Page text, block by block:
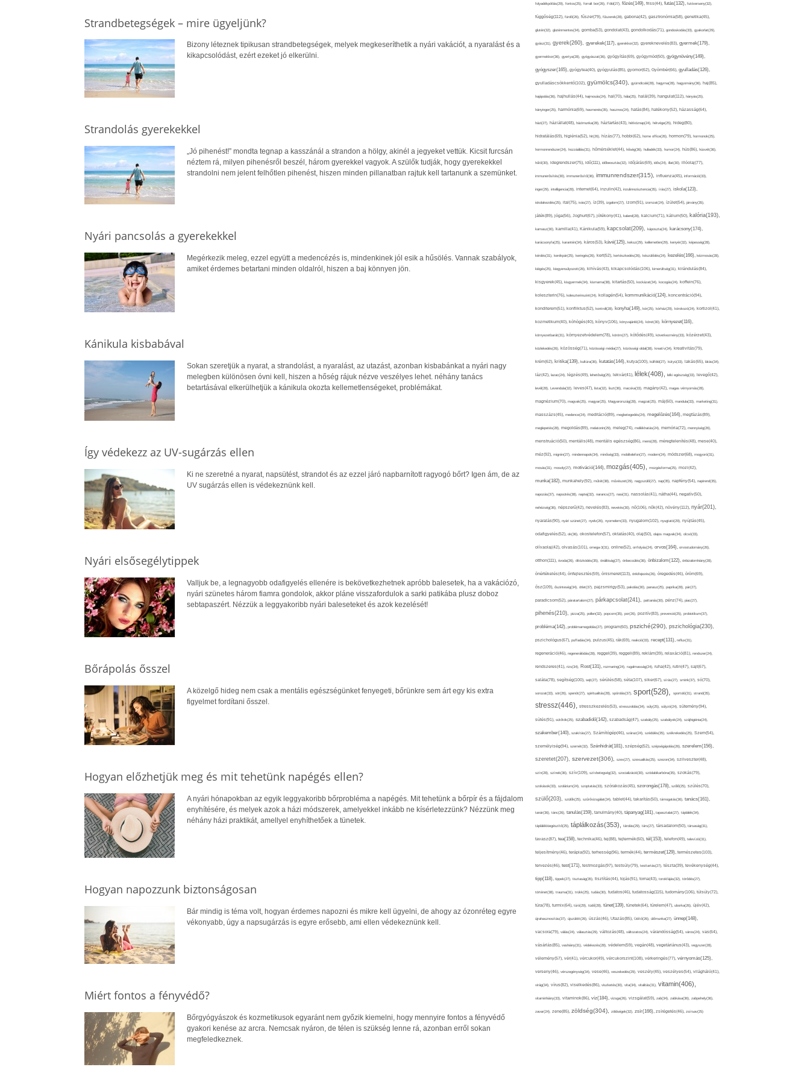
Strandbetegségek – mire ügyeljünk?
Bizony léteznek tipikusan strandbetegségek, melyek megkeseríthetik a nyári vakációt, a nyaralást és a
kikapcsolódást, ezért ezeket jó elkerülni.
Strandolás gyerekekkel
„Jó pihenést!” mondta tegnap a kasszánál a strandon a hölgy, akinél a jegyeket vettük. Kicsit furcsán
néztem rá, milyen pihenésről beszél, három gyerekkel vagyok. A szülők tudják, hogy gyerekekkel
strandolni nem jelent felhőtlen pihenést, hiszen minden pillanatban rajtuk kell tartanunk a szemünket.
Nyári pancsolás a gyerekekkel
Megérkezik meleg, ezzel együtt a medencézés is, mindenkinek jól esik a hűsölés. Vannak szabályok,
amiket érdemes betartani minden oldalról, hiszen a baj könnyen jön.
Kánikula kisbabával
Sokan szeretjük a nyarat, a strandolást, a nyaralást, az utazást, azonban kisbabánkat a nyári nagy
melegben különösen óvni kell, hiszen a hőség rájuk nézve veszélyes lehet. néhány tanács
betartásával elkerülhetjük a kánikula okozta kellemetlenségeket, problémákat.
Így védekezz az UV-sugárzás ellen
Ki ne szeretné a nyarat, napsütést, strandot és az ezzel járó napbarnított ragyogó bőrt? Igen ám, de az
UV sugárzás ellen is védekeznünk kell.
Nyári elsősegélytippek
Valljuk be, a legnagyobb odafigyelés ellenére is bekövetkezhetnek apróbb balesetek, ha a vakációzó,
nyári szünetes három fiamra gondolok, akkor pláne visszafordulok a sarki patikába plusz doboz
sebtapaszért. Nézzük a leggyakoribb nyári baleseteket és azok kezelését!
Bőrápolás ősszel
A közelgő hideg nem csak a mentális egészségünket fenyegeti, bőrünkre sem árt egy kis extra
figyelmet fordítani ősszel.
Hogyan előzhetjük meg és mit tehetünk napégés ellen?
A nyári hónapokban az egyik leggyakoribb bőrprobléma a napégés. Mit tehetünk a bőrpír és a fájdalom
enyhítésére, és melyek azok a házi módszerek, amelyekkel inkább ne kísérletezzünk? Nézzünk meg
néhány házi praktikát, amellyel enyhíthetőek a tünetek.
Hogyan napozzunk biztonságosan
Bár mindig is téma volt, hogyan érdemes napozni és mikre kell ügyelni, de ahogy az ózonréteg egyre
vékonyabb, úgy a napsugárzás is egyre erősebb, ami ellen védekeznünk kell.
Miért fontos a fényvédő?
Bőrgyógyászok és kozmetikusok egyaránt nem győzik kiemelni, hogy mennyire fontos a fényvédő
gyakori kenése az arcra. Nemcsak nyáron, de télen is szükség lenne rá, azonban erről sokan
megfeledkeznek.
folyadékpótlás(29), fontos(25), forralt bor(26), Föld(27), főzés(149), friss(44), futás(132), futóverseny(32),
függőség(112), fürdő(26), fűszer(79), fűszerek(28), gabona(42), gasztronómia(58), genetika(45),
glutén(32), gluténmentes(34), gomba(53), gondolat(43), gondolkodás(71), gondoskodás(33), gyakorlat(29),
gyász(31), gyerek(260), gyerekek(117), gyerekkor(32), gyereknevelés(83), gyermek(179),
gyermekkor(36), gyertya(28), gyógyászat(36), gyógyítás(69), gyógymód(50), gyógynövény(149),
gyógyszer(165), gyógytea(40), gyógyulás(85), gyomor(62), Gyömbér(66), gyulladás(126),
gyulladáscsökkentő(102), gyümölcs(340), gyümölcslé(28), hagyma(28), hagyomány(36), haj(85),
hajápolás(36), hajhullás(44), hajmosás(24), hal(70), hála(25), halál(39), hangulat(112), hányás(25),
hányinger(25), harmónia(69), hasmenés(35), hasznos(24), hatás(84), hatékony(52), házasság(64),
házi(27), háziállat(48), házimunka(28), háztartás(43), hétköznap(24), hétvége(25), hideg(80),
hidratálás(69), higiénia(52), hit(26), hízás(77), hobbi(62), home office(26), hormon(79), hormonok(25),
hormonrendszer(24), hozzáállás(31), hőmérséklet(44), hőség(36), hulladék(33), humor(24), hús(86), húsvét(36),
hűtő(30), idegrendszer(75), idő(111), időbeosztás(32), időjárás(69), idős(24), illat(30), illóolaj(77),
immunerősítés(30), immunerősítő(36), immunrendszer(315), influenza(45), információ(33),
inger(29), intelligencia(28), internet(64), inzulin(42), inzulinrezisztencia(35), írás(27), iskola(123),
iskolakezdés(25), ital(75), ivás(27), íz(39), izgalom(27), izom(91), izomzat(24), ízület(54), járvány(35),
játék(89), jóga(56), Joghurt(67), jótékony(41), kaland(28), kalcium(71), kálium(50), kalória(193),
kamasz(30), kamilla(41), Kánikula(59), kapcsolat(209), káposzta(24), karácsony(174),
karácsonyfa(25), karantén(34), káros(53), kávé(125), keksz(29), kellemetlen(29), kenyér(32), képesség(28),
kérdés(31), kerékpár(25), keringés(26), kert(52), kertészkedés(26), készülődés(24), kezelés(166), kézmosás(28),
kiégés(25), kiegyensúlyozott(26), kihívás(43), kikapcsolódás(106), kimerültség(31), kirándulás(84),
kisgyerek(45), kisgyermek(34), kismama(38), kitartás(50), kockázat(34), kocogás(24), koffein(76),
koleszterin(76), koleszterinszint(24), kollagén(54), kommunikáció(124), koncentráció(94),
konditerem(51), konfliktus(52), kontroll(28), konyha(149), kór(25), kórház(29), kórokozó(24), kortizol(41),
kozmetikum(40), köhögés(40), könyv(106), könyvajánló(24), köret(30), környezet(116),
környezetbarát(31), környezetvédelem(78), köröm(27), kötődés(49), következmény(33), közérzet(43),
közlekedés(26), közösség(71), közösségi média(27), közösségi oldal(38), kreatív(34), kreativitás(79),
krém(62), kritika(139), kultúra(36), kutatás(144), kutya(100), külföld(27), kütyü(33), lakás(65), látás(34),
láz(42), lazac(24), légzés(49), lehetőség(25), lekvár(41), lélek(408), lelki egészség(33), levegő(42),
levél(28), Levendula(32), leves(47), lista(32), liszt(36), macska(33), magány(42), magas vérnyomás(28),
magnézium(70), magvak(25), magyar(25), Magyarország(28), magzat(25), máj(60), mandula(33), marketing(31),
masszázs(45), medence(24), meditáció(89), megbetegedés(24), megelőzés(164), megfázás(89),
meglepetés(28), megoldás(89), melatonin(29), meleg(74), mellékhatás(24), memória(72), mennyiség(26),
menstruáció(50), mentális(48), mentális egészség(86), menü(28), méregtelenítés(48), mese(40),
méz(92), migrén(27), mindennapok(34), minőség(33), mobiltelefon(27), modern(24), módszer(68), mogyoró(31),
mosás(31), mosoly(27), motiváció(144), mozgás(405), mozgásforma(25), mozi(42),
munka(182), munkahely(92), műtét(38), művészet(29), nagyszülő(27), nap(35), napfény(54), napirend(35),
napozás(37), napsütés(38), naptej(32), narancs(27), nasi(31), nassolás(41), nátha(44), negatív(50),
nehézség(36), népszerű(42), nevelés(83), nevetés(30), nő(106), nők(42), növény(112), nyár(201),
nyaralás(90), nyári szünet(27), nyelv(26), nyomelem(33), nyugalom(102), nyugtató(29), nyújtás(45),
odafigyelés(52), ok(36), okostelefon(57), oktatás(40), olaj(50), olajos magvak(34), olcsó(33),
olívaolaj(42), olvasás(101), omega-3(31), online(52), orrfolyás(24), orvos(164), orvostudomány(26),
otthon(111), óvoda(26), öltözködés(35), önállóság(27), önbecsülés(36), önbizalom(122), önbizalomhiány(28),
önértékelés(44), önfejlesztés(59), önismeret(113), önkifejezés(26), öregedés(46), öröm(69),
ősz(109), őszinteség(34), ötlet(37), pajzsmirigy(53), pakolás(30), panasz(25), paprika(28), pár(27),
paradicsom(52), páratartalom(27), párkapcsolat(241), pattanás(30), pénz(74), piac(27),
pihenés(210), pizza(25), pollen(32), popcorn(35), por(26), pozitív(83), prevenció(25), probiotikum(37),
probléma(142), problémamegoldás(27), program(60), psziché(290), pszichológia(230),
pszichológus(67), puffadás(34), pulzus(45), rák(69), reakció(33), recept(131), reflux(31),
regeneráció(46), regenerálódás(28), reggel(39), reggeli(89), reklám(39), relaxáció(81), rendszer(24),
rendszeres(41), rizs(34), Rost(131), rozmaring(24), rugalmasság(24), ruha(42), rutin(47), sajt(67),
saláta(78), segítség(100), sejt(27), sérülés(58), séta(107), siker(67), sírás(27), smink(37), só(70),
sorozat(33), sör(26), spenót(27), spiritualitás(28), spórolás(37), sport(528), sportoló(31), strand(35),
stressz(446), stresszkezelés(53), stresszoldás(34), súly(25), súlyzó(24), sütemény(94),
sütés(91), sütőtök(25), szabadidő(142), szabadság(47), szabály(25), szabályok(24), szájhigiénia(24),
szakember(140), szakítás(27), Számítógép(46), száraz(24), szédülés(35), székrekedés(25), Szem(54),
személyiség(94), szemét(32), Szénhidrát(181), szépség(52), szépségápolás(26), szerelem(156),
szeretet(207), szervezet(306), szex(27), szexualitás(25), szezon(34), szilveszter(48),
szín(28), színek(36), szív(109), szívbetegség(32), szocializáció(30), szódabikarbóna(35), szokás(79),
szokások(33), szolárium(24), szoptatás(33), szórakozás(45), szorongás(178), szőlő(25), szülés(70),
szülő(203), szülők(25), szűrővizsgálat(34), tablet(44), takarítás(50), támogatás(36), tanács(161),
tanár(36), tánc(26), tanulás(159), tanulmány(40), tápanyag(181), tapasztalat(27), táplálék(34),
táplálékkiegészítő(25), táplálkozás(353), tárolás(29), társ(27), társadalom(50), társaság(31),
tavasz(87), tea(158), technika(46), tej(88), tejtermék(60), tél(153), telefon(49), televízió(31),
teljesítmény(46), terápia(92), terhesség(96), termék(44), természet(129), természetes(103),
tervezés(46), test(171), testmozgás(97), testsúly(79), testtartás(27), tészta(39), tevékenység(44),
tipp(118), tippek(27), tisztaság(35), tisztítás(44), tojás(91), torna(43), torokfájás(32), törődés(27),
történet(38), trauma(31), trükk(25), tudás(30), tudatos(46), tudatosság(115), tudomány(106), túlsúly(72),
túra(78), turmix(64), túró(29), tüdő(28), tünet(139), tünetek(64), türelem(47), uborka(26), újév(42),
újrahasznosítás(37), újszülött(26), úszás(46), Utazás(85), Üdítő(26), ülőmunka(27), ünnep(148),
vacsora(79), válás(24), választás(29), változás(48), változatos(24), várandósság(54), város(24), vas(64),
vásárlás(85), vashiány(31), védekezés(28), védelem(59), vegán(48), vegetáriánus(43), vegyszer(28),
vélemény(57), vér(41), vércukor(49), vércukorszint(108), vérkeringés(77), vérnyomás(125),
verseny(46), vérszegénység(34), vese(46), veszekedés(29), veszély(45), veszélyes(54), világháló(41),
virág(34), vírus(82), viselkedés(86), viszketés(30), vita(34), vitalitás(31), vitamin(406),
vitaminhiány(33), vitaminok(86), víz(184), vizsga(26), vizsgálat(59), zab(34), zabkása(36), zabpehely(36),
zavar(24), zene(85), zöldség(304), zöldségek(32), zsír(166), zsírégetés(46), zsírsav(25)